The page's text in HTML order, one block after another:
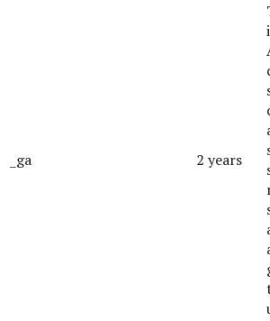
_ga 2 years